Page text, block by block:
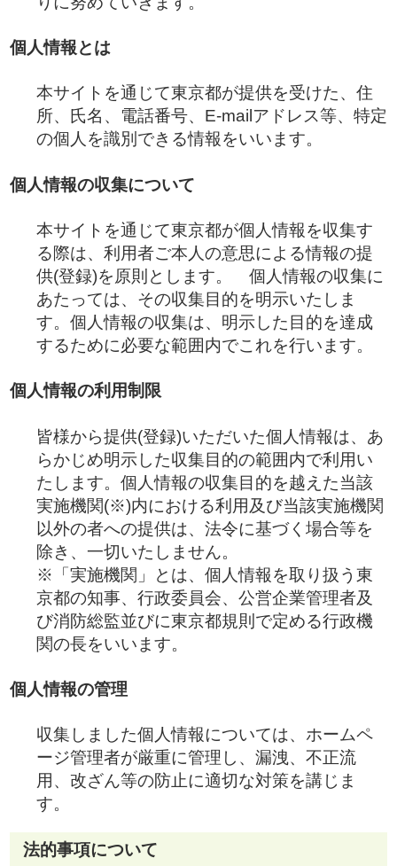
個人情報とは
本サイトを通じて東京都が提供を受けた、住
所、氏名、電話番号、E-mailアドレス等、特定
の個人を識別できる情報をいいます。
個人情報の収集について
本サイトを通じて東京都が個人情報を収集す
る際は、利用者ご本人の意思による情報の提
供(登録)を原則とします。 個人情報の収集に
あたっては、その収集目的を明示いたしま
す。個人情報の収集は、明示した目的を達成
するために必要な範囲内でこれを行います。
個人情報の利用制限
皆様から提供(登録)いただいた個人情報は、あ
らかじめ明示した収集目的の範囲内で利用い
たします。個人情報の収集目的を越えた当該
実施機関(※)内における利用及び当該実施機関
以外の者への提供は、法令に基づく場合等を
除き、一切いたしません。
※「実施機関」とは、個人情報を取り扱う東
京都の知事、行政委員会、公営企業管理者及
び消防総監並びに東京都規則で定める行政機
関の長をいいます。
個人情報の管理
収集しました個人情報については、ホームペ
ージ管理者が厳重に管理し、漏洩、不正流
用、改ざん等の防止に適切な対策を講じま
す。
法的事項について